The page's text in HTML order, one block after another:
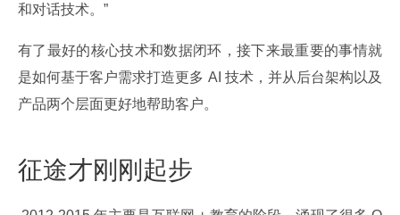
和对话技术。”
有了最好的核心技术和数据闭环，接下来最重要的事情就
是如何基于客户需求打造更多 AI 技术，并从后台架构以及
产品两个层面更好地帮助客户。
征途才刚刚起步